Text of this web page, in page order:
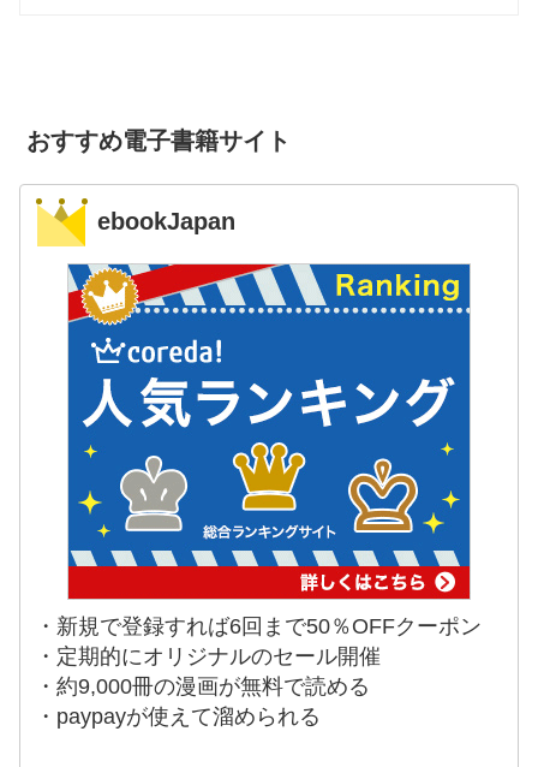
おすすめ電子書籍サイト
ebookJapan
・新規で登録すれば6回まで50％OFFクーポン
・定期的にオリジナルのセール開催
・約9,000冊の漫画が無料で読める
・paypayが使えて溜められる